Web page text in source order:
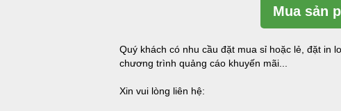
Mua sản
Quý khách có nhu cầu đặt mua sỉ hoặc lẻ, đặt in
chương trình quảng cáo khuyến mãi...
Xin vui lòng liên hệ: